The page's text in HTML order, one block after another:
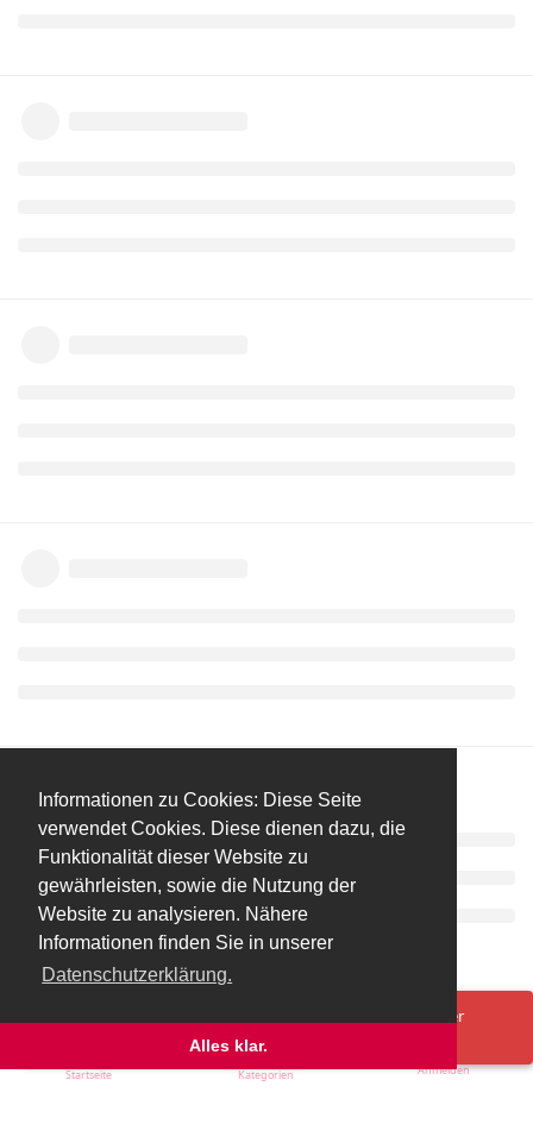
Informationen zu Cookies: Diese Seite
verwendet Cookies. Diese dienen dazu, die
Funktionalität dieser Website zu
gewährleisten, sowie die Nutzung der
Website zu analysieren. Nähere
Informationen finden Sie in unserer
Datenschutzerklärung.
Alles klar.
Ups! Da ist was schief gelaufen. Bitte lade die Seite neu oder
Startseite Kategorien Anmelden